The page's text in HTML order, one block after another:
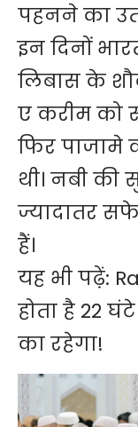
पहनने का
इन दिनों
लिबास के
ए करीम को
फिर
थी। नबी
ज्यादातर
हैं।
यह भी पढ़ें:
होता है 22
का रहेगा!